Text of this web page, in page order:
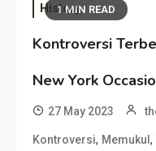
1 MIN READ
History
Kontroversi
New York
27 May 2023
Kontroversi, Memukul ,